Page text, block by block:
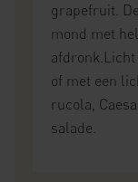
grapefruit.
mond met
of met een
rucola,
salade.